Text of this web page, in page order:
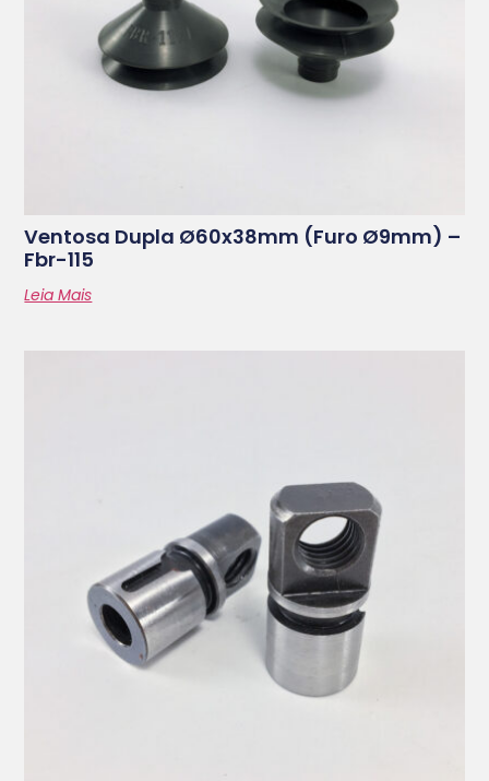
Ventosa Dupla Ø60x38mm (furo Ø9mm) –
Fbr-115
Leia Mais